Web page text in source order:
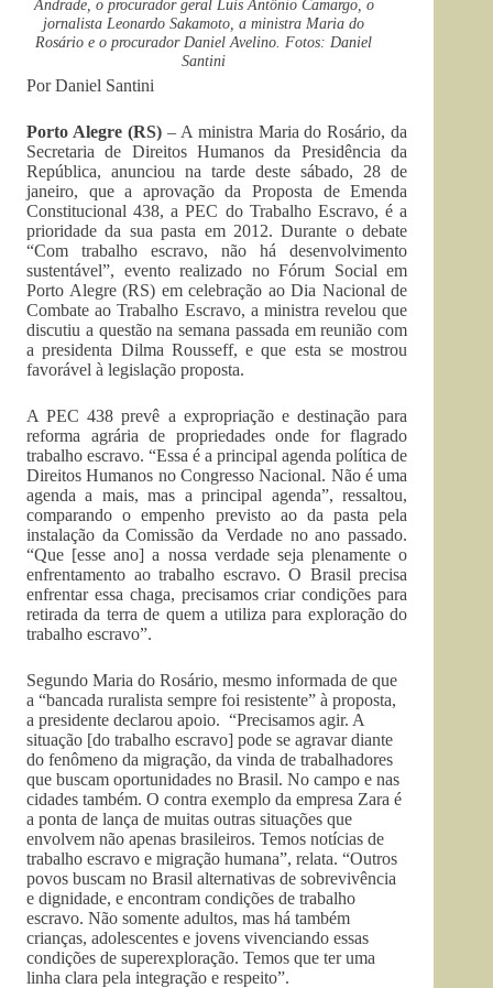
Andrade, o procurador geral Luís Antônio Camargo, o
jornalista Leonardo Sakamoto, a ministra Maria do
Rosário e o procurador Daniel Avelino. Fotos: Daniel
Santini
Por Daniel Santini
Porto Alegre (RS)– A ministra Maria do Rosário, da
Secretaria de Direitos Humanos da Presidência da
República, anunciou na tarde deste sábado, 28 de
janeiro, que a aprovação da Proposta de Emenda
Constitucional 438, a PEC do Trabalho Escravo, é a
prioridade da sua pasta em 2012. Durante o debate
“Com trabalho escravo, não há desenvolvimento
sustentável”, evento realizado no Fórum Social em
Porto Alegre (RS) em celebração ao Dia Nacional de
Combate ao Trabalho Escravo, a ministra revelou que
discutiu a questão na semana passada em reunião com
a presidenta Dilma Rousseff, e que esta se mostrou
favorável à legislação proposta.
A PEC 438 prevê a expropriação e destinação para
reforma agrária de propriedades onde for flagrado
trabalho escravo. “Essa é a principal agenda política de
Direitos Humanos no Congresso Nacional. Não é uma
agenda a mais, mas a principal agenda”, ressaltou,
comparando o empenho previsto ao da pasta pela
instalação da Comissão da Verdade no ano passado.
“Que [esse ano] a nossa verdade seja plenamente o
enfrentamento ao trabalho escravo. O Brasil precisa
enfrentar essa chaga, precisamos criar condições para
retirada da terra de quem a utiliza para exploração do
trabalho escravo”.
Segundo Maria do Rosário, mesmo informada de que
a “bancada ruralista sempre foi resistente” à proposta,
a presidente declarou apoio. “Precisamos agir. A
situação [do trabalho escravo] pode se agravar diante
do fenômeno da migração, da vinda de trabalhadores
que buscam oportunidades no Brasil. No campo e nas
cidades também. O contra exemplo da empresa Zara é
a ponta de lança de muitas outras situações que
envolvem não apenas brasileiros. Temos notícias de
trabalho escravo e migração humana”, relata. “Outros
povos buscam no Brasil alternativas de sobrevivência
e dignidade, e encontram condições de trabalho
escravo. Não somente adultos, mas há também
crianças, adolescentes e jovens vivenciando essas
condições de superexploração. Temos que ter uma
linha clara pela integração e respeito”.